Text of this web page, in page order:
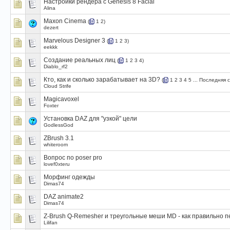
Настройки рендера с Genesis 8 Facial
Alina
Maxon Cinema ( 1 2)
dezert
Marvelous Designer 3 ( 1 2 3)
eekkk
Создание реальных лиц ( 1 2 3 4)
Diablo_rf2
Кто, как и сколько зарабатывает на 3D? ( 1 2 3 4 5 Последняя
Cloud Strife
Magicavoxel
Foxter
Установка DAZ для "узкой" цели
GodlessGod
ZBrush 3.1
whiteroom
Вопрос по poser pro
lovef0xteru
Морфинг одежды
Dimas74
DAZ animate2
Dimas74
Z-Brush Q-Remesher и треугольные меши MD - как правильно
Lilifan